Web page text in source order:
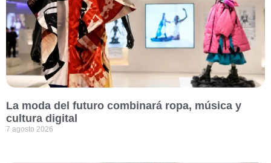
La moda del futuro combinará ropa, música y
cultura digital
7 agosto 2026